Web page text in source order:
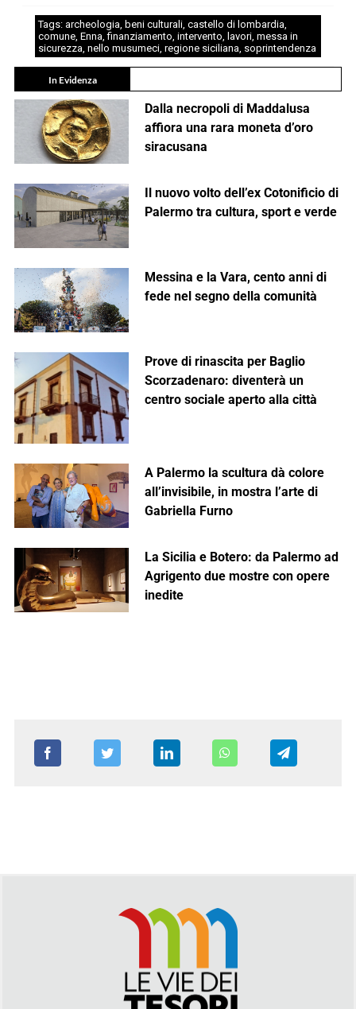
Tags: archeologia, beni culturali, castello di lombardia,
comune, Enna,finanziamento, intervento, lavori, messa in
sicurezza, nello musumeci, regione siciliana, soprintendenza
In Evidenza
Dalla necropoli di Maddalusa
affiora una rara moneta d’oro
siracusana
Il nuovo volto dell’ex Cotonificio di
Palermo tra cultura, sport e verde
Messina e la Vara, cento anni di
fede nel segno della comunità
Prove di rinascita per Baglio
Scorzadenaro: diventerà un
centro sociale aperto alla città
A Palermo la scultura dà colore
all’invisibile, in mostra l’arte di
Gabriella Furno
La Sicilia e Botero: da Palermo ad
Agrigento due mostre con opere
inedite